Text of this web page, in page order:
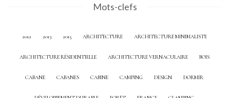
Mots-clefs
2012 2013 2015 ARCHITECTURE ARCHITECTURE MINIMALISTE
ARCHITECTURE RÉSIDENTIELLE ARCHITECTURE VERNACULAIRE BOIS
CABANE CABANES CABINE CAMPING DESIGN DORMIR